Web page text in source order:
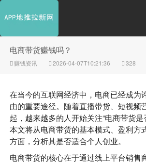
电商带货赚钱吗？
赚钱资讯 2026-04-07T10:21:36 328
在当今的互联网经济中，电商已经成为
由的重要途径。随着直播带货、短视频
起，越来越多的人开始关注“电商带货是
本文将从电商带货的基本模式、盈利方
方面，分析其是否适合个人创业。
电商带货的核心在于通过线上平台销售